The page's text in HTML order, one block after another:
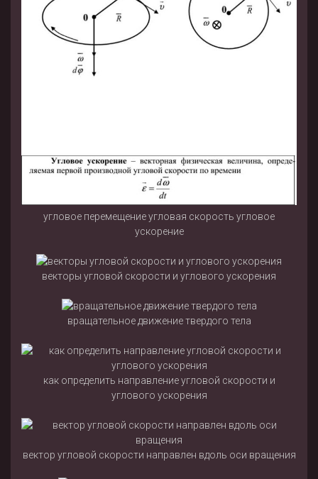
угловое перемещение угловая скорость угловое
ускорение
векторы угловой скорости и углового ускорения
вращательное движение твердого тела
как определить направление угловой скорости и
углового ускорения
вектор угловой скорости направлен вдоль оси вращения